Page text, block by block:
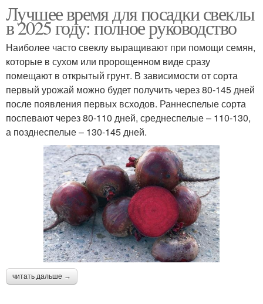
Лучшее время для посадки свеклы
в 2025 году: полное руководство
Наиболее часто свеклу выращивают при помощи семян,
которые в сухом или пророщенном виде сразу
помещают в открытый грунт. В зависимости от сорта
первый урожай можно будет получить через 80-145 дней
после появления первых всходов. Раннеспелые сорта
поспевают через 80-110 дней, среднеспелые – 110-130,
а позднеспелые – 130-145 дней.
читать дальше →